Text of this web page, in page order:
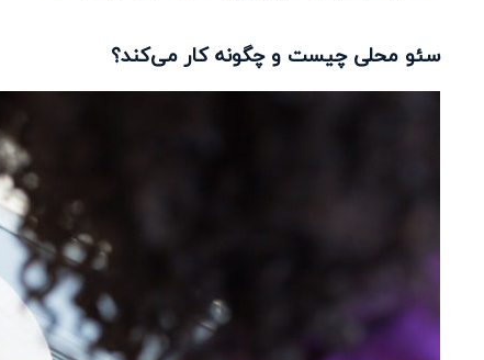
سئو محلی چیست و چگونه کار می‌کند؟